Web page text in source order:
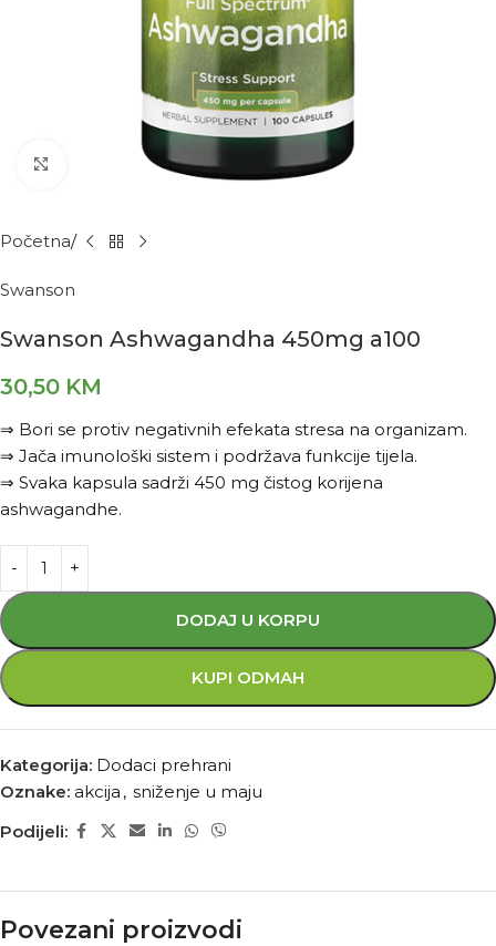
Kliknite za povećanje
Početna
Swanson
Swanson Ashwagandha 450mg a100
30,50 KM
⇒ Bori se protiv negativnih efekata stresa na organizam.
⇒ Jača imunološki sistem i podržava funkcije tijela.
⇒ Svaka kapsula sadrži 450 mg čistog korijena
ashwagandhe.
DODAJ U KORPU
KUPI ODMAH
Kategorija: Dodaci prehrani
Oznake: akcija , sniženje u maju
Podijeli:
Povezani proizvodi